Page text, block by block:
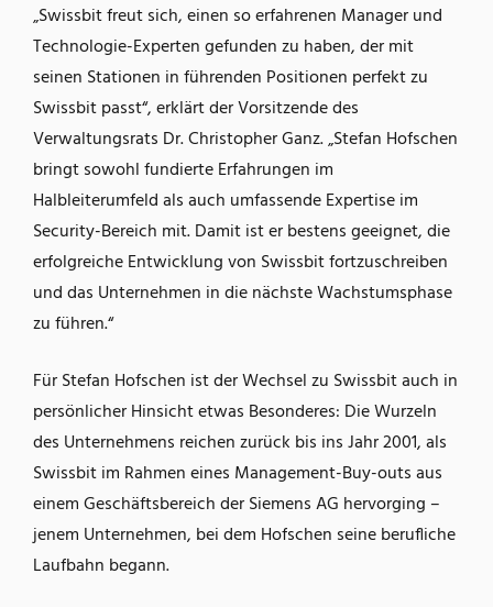
„Swissbit freut sich, einen so erfahrenen Manager und
Technologie-Experten gefunden zu haben, der mit
seinen Stationen in führenden Positionen perfekt zu
Swissbit passt“, erklärt der Vorsitzende des
Verwaltungsrats Dr. Christopher Ganz. „Stefan Hofschen
bringt sowohl fundierte Erfahrungen im
Halbleiterumfeld als auch umfassende Expertise im
Security-Bereich mit. Damit ist er bestens geeignet, die
erfolgreiche Entwicklung von Swissbit fortzuschreiben
und das Unternehmen in die nächste Wachstumsphase
zu führen.“
Für Stefan Hofschen ist der Wechsel zu Swissbit auch in
persönlicher Hinsicht etwas Besonderes: Die Wurzeln
des Unternehmens reichen zurück bis ins Jahr 2001, als
Swissbit im Rahmen eines Management-Buy-outs aus
einem Geschäftsbereich der Siemens AG hervorging –
jenem Unternehmen, bei dem Hofschen seine berufliche
Laufbahn begann.